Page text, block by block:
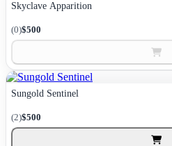
Skyclave Apparition
(0)$500
Sungold Sentinel
(2)$500